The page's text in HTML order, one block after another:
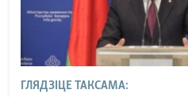
ГЛЯДЗІЦЕ ТАКСАМА: